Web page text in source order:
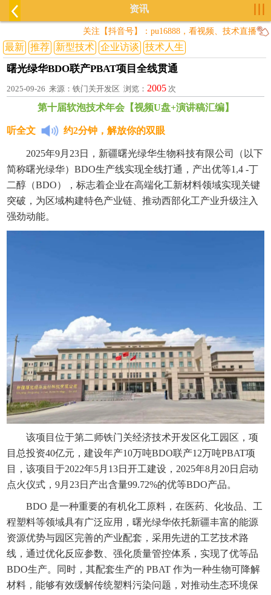
资讯
关注【抖音号】：pu16888，看视频、技术直播
最新 推荐 新型技术 企业访谈 技术人生
曙光绿华BDO联产PBAT项目全线贯通
2025-09-26 来源：铁门关开发区 浏览：2005 次
第十届软泡技术年会【视频U盘+演讲稿汇编】
听全文 约2分钟，解放你的双眼
2025年9月23日，新疆曙光绿华生物科技有限公司（以下
简称曙光绿华）BDO生产线实现全线打通，产出优等1,4 -丁
二醇（BDO），标志着企业在高端化工新材料领域实现关键
突破，为区域构建特色产业链、推动西部化工产业升级注入
强劲动能。
该项目位于第二师铁门关经济技术开发区化工园区，项
目总投资40亿元，建设年产10万吨BDO联产12万吨PBAT项
目，该项目于2022年5月13日开工建设，2025年8月20日启动
点火仪式，9月23日产出含量99.72%的优等BDO产品。
BDO 是一种重要的有机化工原料，在医药、化妆品、工
程塑料等领域具有广泛应用，曙光绿华依托新疆丰富的能源
资源优势与园区完善的产业配套，采用先进的工艺技术路
线，通过优化反应参数、强化质量管控体系，实现了优等品
BDO生产。同时，其配套生产的 PBAT 作为一种生物可降解
材料，能够有效缓解传统塑料污染问题，对推动生态环境保